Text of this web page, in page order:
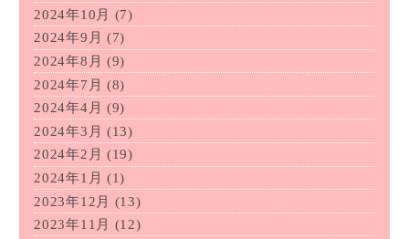
2024年10月
(7)
2024年9月 (7)
2024年8月 (9)
2024年7月 (8)
2024年4月 (9)
2024年3月 (13)
2024年2月 (19)
2024年1月 (1)
2023年12月 (13)
2023年11月
(12)